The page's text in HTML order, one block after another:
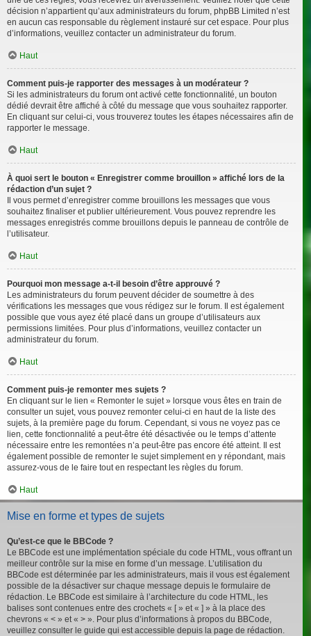
décision n’appartient qu’aux administrateurs du forum, phpBB Limited n’est
en aucun cas responsable du règlement instauré sur cet espace. Pour plus
d’informations, veuillez contacter un administrateur du forum.
Haut
Comment puis-je rapporter des messages à un modérateur ?
Si les administrateurs du forum ont activé cette fonctionnalité, un bouton
dédié devrait être affiché à côté du message que vous souhaitez rapporter.
En cliquant sur celui-ci, vous trouverez toutes les étapes nécessaires afin de
rapporter le message.
Haut
À quoi sert le bouton « Enregistrer comme brouillon » affiché lors de la
rédaction d’un sujet ?
Il vous permet d’enregistrer comme brouillons les messages que vous
souhaitez finaliser et publier ultérieurement. Vous pouvez reprendre les
messages enregistrés comme brouillons depuis le panneau de contrôle de
l’utilisateur.
Haut
Pourquoi mon message a-t-il besoin d’être approuvé ?
Les administrateurs du forum peuvent décider de soumettre à des
vérifications les messages que vous rédigez sur le forum. Il est également
possible que vous ayez été placé dans un groupe d’utilisateurs aux
permissions limitées. Pour plus d’informations, veuillez contacter un
administrateur du forum.
Haut
Comment puis-je remonter mes sujets ?
En cliquant sur le lien « Remonter le sujet » lorsque vous êtes en train de
consulter un sujet, vous pouvez remonter celui-ci en haut de la liste des
sujets, à la première page du forum. Cependant, si vous ne voyez pas ce
lien, cette fonctionnalité a peut-être été désactivée ou le temps d’attente
nécessaire entre les remontées n’a peut-être pas encore été atteint. Il est
également possible de remonter le sujet simplement en y répondant, mais
assurez-vous de le faire tout en respectant les règles du forum.
Haut
Mise en forme et types de sujets
Qu’est-ce que le BBCode ?
Le BBCode est une implémentation spéciale du code HTML, vous offrant un
meilleur contrôle sur la mise en forme d’un message. L’utilisation du
BBCode est déterminée par les administrateurs, mais il vous est également
possible de la désactiver sur chaque message depuis le formulaire de
rédaction. Le BBCode est similaire à l’architecture du code HTML, les
balises sont contenues entre des crochets « [ » et « ] » à la place des
chevrons « < » et « > ». Pour plus d’informations à propos du BBCode,
veuillez consulter le guide qui est accessible depuis la page de rédaction.